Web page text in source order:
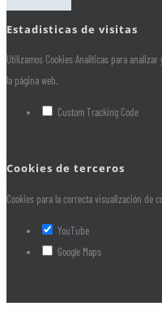
Estadisticas de visitas
Utilizamos Cookies Analíticas para
la página web.
Custom Tracking Code
Cookies de terceros
Cookies para la correcta visualización de
YouTube
Google Maps